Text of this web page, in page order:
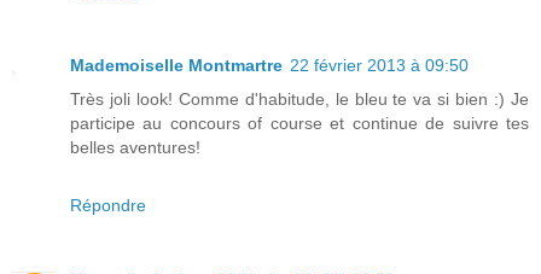
Mademoiselle Montmartre 22 février 2013 à 09:50
Très joli look! Comme d'habitude, le bleu te va si bien :) Je
participe au concours of course et continue de suivre tes
belles aventures!
Répondre